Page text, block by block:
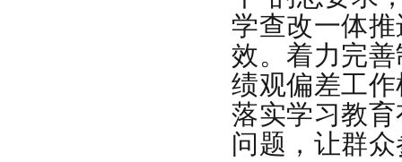
学查改一体
效。着力完
绩观偏差工
落实学习教
问题，让群